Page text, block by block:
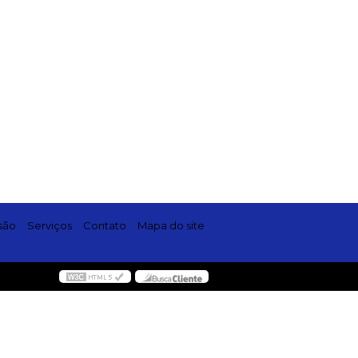
Serviços Contato Mapa do site